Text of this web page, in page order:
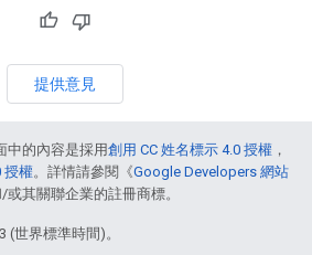
提供意見
中的內容是採用創用 CC 姓名標示 4.0 授權 ，
授權。詳情請參閱《Google Developers 網站
或其關聯企業的註冊商標。
(世界標準時間)。